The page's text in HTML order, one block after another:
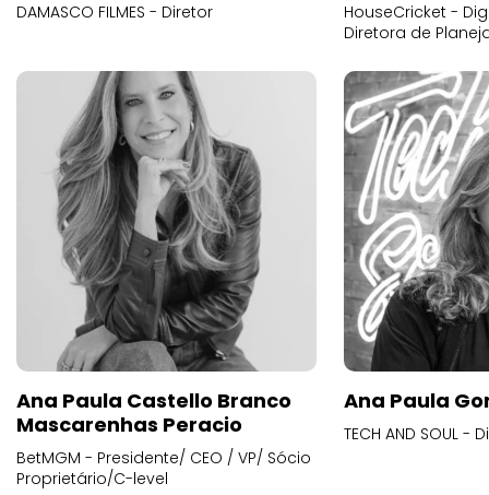
DAMASCO FILMES - Diretor
HouseCricket -
Diretora de
Ana Paula Castello Branco
Mascarenhas Peracio
BetMGM - Presidente/ CEO / VP/ Sócio
Proprietário/C-level
Ana Paula
TECH AND SOUL